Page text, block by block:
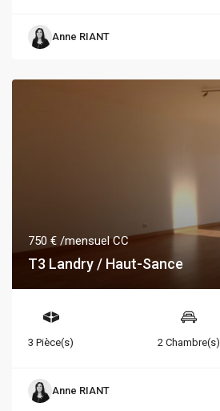
Anne RIANT
750 € /mensuel CC
T3 Landry / Haut-Sance
3 Pièce(s) 2 Chambre(s)
Anne RIANT